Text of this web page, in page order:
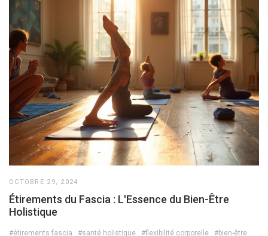
OCTOBRE 29, 2024
Étirements du Fascia : L'Essence du Bien-Être
Holistique
#étirements fascia #santé holistique #flexibilité corporelle #bien-être